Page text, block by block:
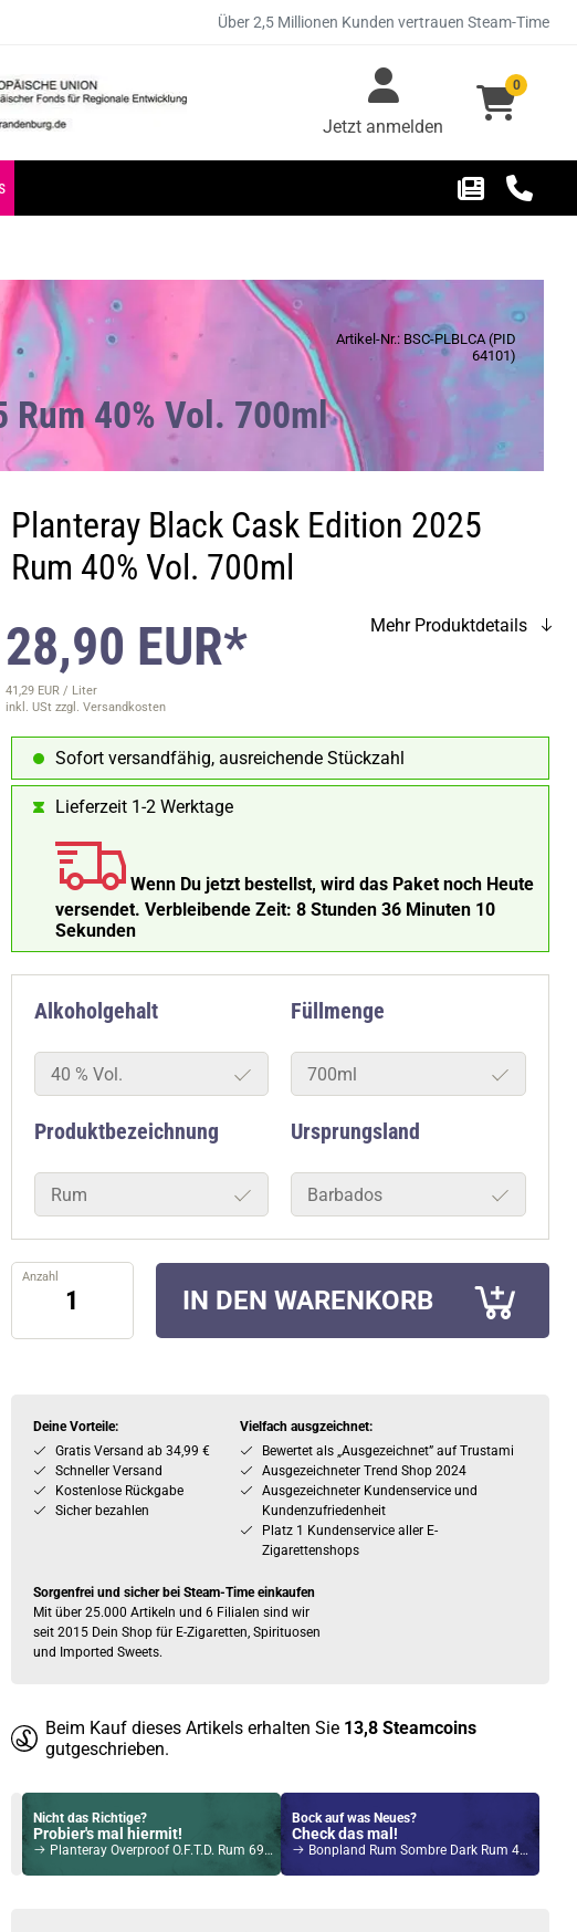
Über 2,5 Millionen Kunden vertrauen Steam-Time
Jetzt anmelden
0
Artikel-Nr.: BSC-PLBLCA (PID
64101)
40% Vol. 700ml
Planteray Black Cask Edition 2025
Rum 40% Vol. 700ml
28,90 EUR*
41,29 EUR / Liter
inkl. USt zzgl. Versandkosten
Mehr Produktdetails
Sofort versandfähig, ausreichende Stückzahl
Lieferzeit 1-2 Werktage
Wenn Du jetzt bestellst, wird das Paket noch Heute
versendet. Verbleibende Zeit: 8 Stunden 36 Minuten 9
Sekunden
Alkoholgehalt
40 % Vol.
Füllmenge
700ml
Produktbezeichnung
Rum
Ursprungsland
Barbados
Anzahl
IN DEN WARENKORB
Deine Vorteile:
Gratis Versand ab 34,99 €
Schneller Versand
Kostenlose Rückgabe
Sicher bezahlen
Vielfach ausgzeichnet:
Bewertet als „Ausgezeichnet” auf Trustami
Ausgezeichneter Trend Shop 2024
Ausgezeichneter Kundenservice und
Kundenzufriedenheit
Platz 1 Kundenservice aller E-
Zigarettenshops
Sorgenfrei und sicher bei Steam-Time einkaufen
Mit über 25.000 Artikeln und 6 Filialen sind wir
seit 2015 Dein Shop für E-Zigaretten, Spirituosen
und Imported Sweets.
Beim Kauf dieses Artikels erhalten Sie 13,8 Steamcoins
gutgeschrieben.
Nicht das Richtige?
Probier's mal hiermit!
Planteray Overproof O.F.T.D. Rum 69% Vol. 700ml
Bock auf was Neues?
Check das mal!
Bonpland Rum Sombre Dark Rum 40% Vol. 700ml